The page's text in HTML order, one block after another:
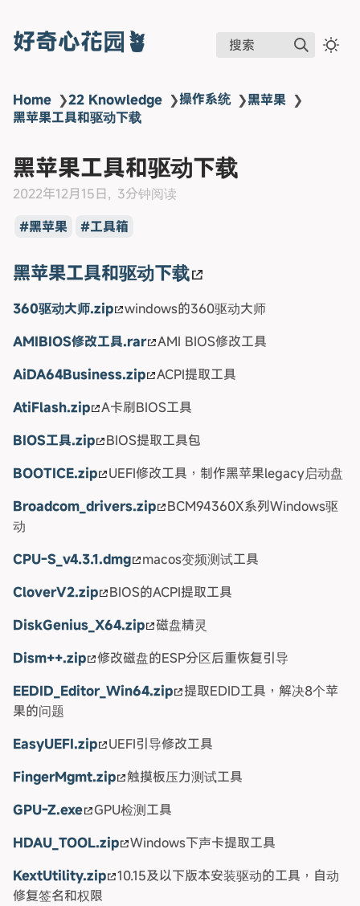
好奇心花园🪴 搜索
Home ❯22 Knowledge ❯操作系统 ❯黑苹果 ❯
黑苹果工具和驱动下载
黑苹果工具和驱动下载
2022年12月15日
3分钟阅读
黑苹果
工具箱
黑苹果工具和驱动下载
360驱动大师.zip
windows的360驱动大师
AMIBIOS修改工具.rar
AMI BIOS修改工具
AiDA64Business.zip
ACPI提取工具
AtiFlash.zip
A卡刷BIOS工具
BIOS工具.zip
BIOS提取工具包
BOOTICE.zip
UEFI修改工具，制作黑苹果legacy启动盘
Broadcom_drivers.zip
BCM94360X系列Windows驱
动
CPU-S_v4.3.1.dmg
macos变频测试工具
CloverV2.zip
BIOS的ACPI提取工具
DiskGenius_X64.zip
磁盘精灵
Dism++.zip
修改磁盘的ESP分区后重恢复引导
EEDID_Editor_Win64.zip
提取EDID工具，解决8个苹
果的问题
EasyUEFI.zip
UEFI引导修改工具
FingerMgmt.zip
触摸板压力测试工具
GPU-Z.exe
GPU检测工具
HDAU_TOOL.zip
Windows下声卡提取工具
KextUtility.zip
10.15及以下版本安装驱动的工具，自动
修复签名和权限